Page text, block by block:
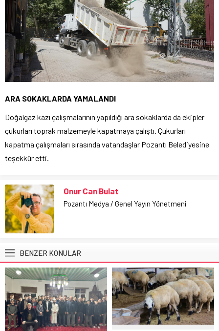
ARA SOKAKLARDA YAMALANDI
Doğalgaz kazı çalışmalarının yapıldığı ara sokaklarda da ekipler
çukurları toprak malzemeyle kapatmaya çalıştı. Çukurları
kapatma çalışmaları sırasında vatandaşlar Pozantı Belediyesine
teşekkür etti.
Onur Can Bulat
Pozantı Medya / Genel Yayın Yönetmeni
BENZER KONULAR